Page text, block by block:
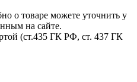
о товаре можете уточнить у
на сайте.
(ст.435 ГК РФ, cт. 437 ГК